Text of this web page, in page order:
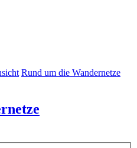
Rund um die Wandernetze